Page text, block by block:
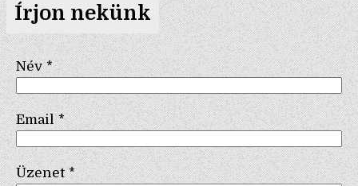
Írjon nekünk
Név *
Email *
Üzenet *